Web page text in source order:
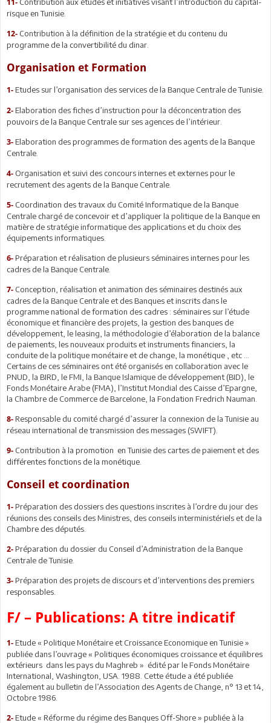
11-
risque en Tunisie.
12- Contribution à la définition de la stratégie et du contenu du
programme de la convertibilité du dinar.
Organisation et Formation
1- Etudes sur l’organisation des services de la Banque Centrale de Tunisie.
2- Elaboration des fiches d’instruction pour la déconcentration des
pouvoirs de la Banque Centrale sur ses agences de l’intérieur.
3- Elaboration des programmes de formation des agents de la Banque
Centrale.
4- Organisation et suivi des concours internes et externes pour le
recrutement des agents de la Banque Centrale.
5- Coordination des travaux du Comité Informatique de la Banque
Centrale chargé de concevoir et d’appliquer la politique de la Banque en
matière de stratégie informatique des applications et du choix des
équipements informatiques.
6- Préparation et réalisation de plusieurs séminaires internes pour les
cadres de la Banque Centrale.
7- Conception, réalisation et animation des séminaires destinés aux
cadres de la Banque Centrale et des Banques et inscrits dans le
programme national de formation des cadres : séminaires sur l’étude
économique et financière des projets, la gestion des banques de
développement, le leasing, la méthodologie d’élaboration de la balance
de paiements, les nouveaux produits et instruments financiers, la
conduite de la politique monétaire et de change, la monétique , etc …
Certains de ces séminaires ont été organisés en collaboration avec le
PNUD, la BIRD, le FMI, la Banque Islamique de développement (BID), le
Fonds Monétaire Arabe (FMA), l’Institut Mondial des Caisse d’Epargne,
la Chambre de Commerce de Barcelone, la Fondation Fredrich Nauman.
8- Responsable du comité chargé d’assurer la connexion de la Tunisie au
réseau international de transmission des messages (SWIFT).
9- Contribution à la promotion en Tunisie des cartes de paiement et des
différentes fonctions de la monétique.
Conseil et coordination
1- Préparation des dossiers des questions inscrites à l’ordre du jour des
réunions des conseils des Ministres, des conseils interministériels et de la
Chambre des députés.
2- Préparation du dossier du Conseil d’Administration de la Banque
Centrale de Tunisie.
3- Préparation des projets de discours et d’interventions des premiers
responsables.
F/ – Publications: A titre indicatif
1- Etude « Politique Monétaire et Croissance Economique en Tunisie »
publiée dans l’ouvrage « Politiques économiques croissance et équilibres
extérieurs dans les pays du Maghreb » édité par le Fonds Monétaire
International, Washington, USA. 1988. Cette étude a été publiée
également au bulletin de l’Association des Agents de Change, n° 13 et 14,
Octobre 1986.
2- Etude « Réforme du régime des Banques Off-Shore » publiée à la